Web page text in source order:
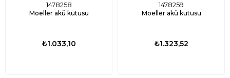
1478258
Moeller akü kutusu
₺1.033,10
1478259
Moeller akü kutusu
₺1.323,52